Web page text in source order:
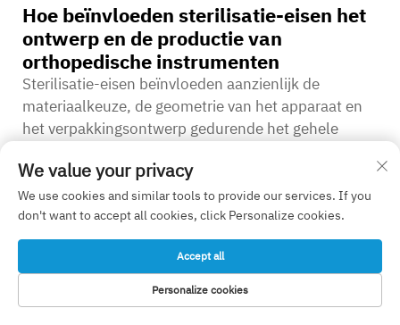
Hoe beïnvloeden sterilisatie-eisen het
ontwerp en de productie van
orthopedische instrumenten
Sterilisatie-eisen beïnvloeden aanzienlijk de
materiaalkeuze, de geometrie van het apparaat en
het verpakkingsontwerp gedurende het gehele
sterilisatiecycli kunnen doorstaan zonder
degradatie van mechanische eigenschappen of
biocompatibiliteit. Apparaatontwerpen moeten
sterilisatiemiddelen toegang geven tot alle
oppervlakken, terwijl spleten die verontreinigingen
kunnen herbergen, vermeden moeten worden.
Verpakkingsystemen moeten een steriele barrière
We value your privacy
We use cookies and similar tools to provide our services. If you
don't want to accept all cookies, click Personalize cookies.
Personalize cookies
Accept all